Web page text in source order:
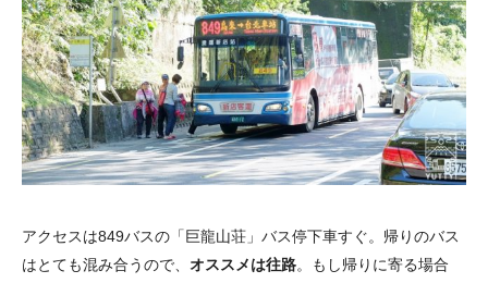
アクセスは849バスの「巨龍山荘」バス停下車すぐ。帰りのバス
はとても混み合うので、 オススメは往路。もし帰りに寄る場合